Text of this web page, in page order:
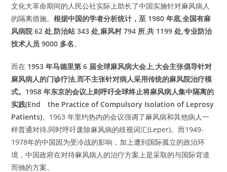
文化大革命期间的人民公社实际上助长了中国实施针对麻风病人
的隔离措施。根据中国的学者分析统计，至 1980 年底,全国有麻
风病院 62 处,防治站 343 处,麻风村 794 所,共 1199 处,专业防治
技术人员 9000 多名。
而在 1953 年马德里第 6 届全球麻风病大会上,大会主张倡导针对
麻风病人的门诊疗法,而不主张针对病人采用传统的麻风院治疗模
式。1958 年东京的会议上则呼吁全球终止将麻风病人集中隔离的
实践(End the Practice of Compulsory Isolation of Leprosy
Patients)。1963 年里约热内的会议强调了麻风病和其他病人一
样普通对待,同时呼吁废除麻风病的歧视词汇(Leper)。而1949-
1978年的中国因为受冷战的影响，加上遭到国际孤立的政治环
境，中国政府在对待麻风病人的治疗方案上是采取的与国际背道
而驰的方案。